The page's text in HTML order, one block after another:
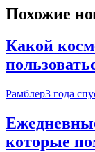
Похожие
Какой
Рамблер3 года
которые